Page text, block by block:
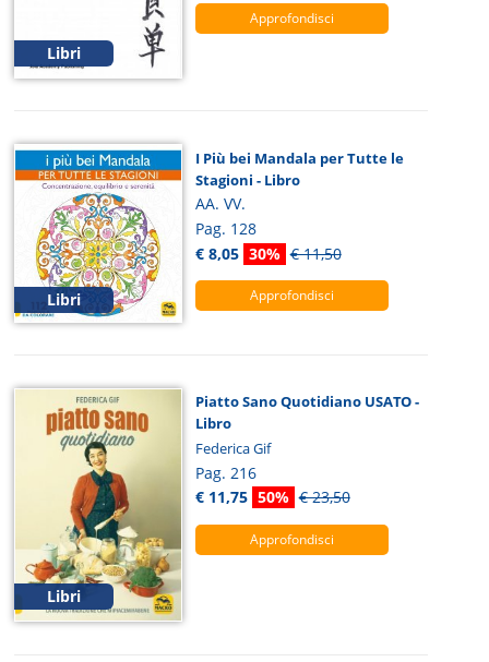
Libri
Approfondisci
Libri
I Più bei Mandala per Tutte le
Stagioni - Libro
AA. VV.
Pag. 128
€ 8,05 30% € 11,50
Approfondisci
Libri
Piatto Sano Quotidiano USATO -
Libro
Federica Gif
Pag. 216
€ 11,75 50% € 23,50
Approfondisci